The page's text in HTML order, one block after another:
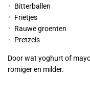
Bitterballen
Frietjes
Rauwe groenten
Pretzels
Door wat yoghurt of
romiger en milder.